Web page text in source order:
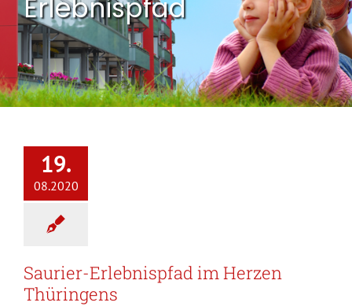
Erlebnispfad
19.
08.2020
Saurier-Erlebnispfad im Herzen
Thüringens